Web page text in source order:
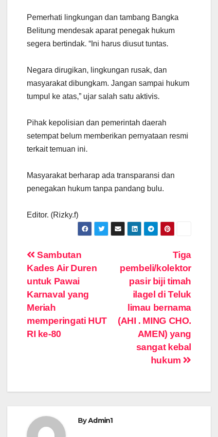
Pemerhati lingkungan dan tambang Bangka
Belitung mendesak aparat penegak hukum
segera bertindak. “Ini harus diusut tuntas.
Negara dirugikan, lingkungan rusak, dan
masyarakat dibungkam. Jangan sampai hukum
tumpul ke atas,” ujar salah satu aktivis.
Pihak kepolisian dan pemerintah daerah
setempat belum memberikan pernyataan resmi
terkait temuan ini.
Masyarakat berharap ada transparansi dan
penegakan hukum tanpa pandang bulu.
Editor. (Rizky.f)
Navigasi
pos
Tiga
pembeli/kolektor
pasir biji timah
ilagel di Teluk
limau bernama
(AHI . MING CHO.
AMEN) yang
sangat kebal
hukum
Sambutan
Kades Air Duren
untuk Pawai
Karnaval yang
Meriah
memperingati HUT
RI ke-80
ByAdmin1